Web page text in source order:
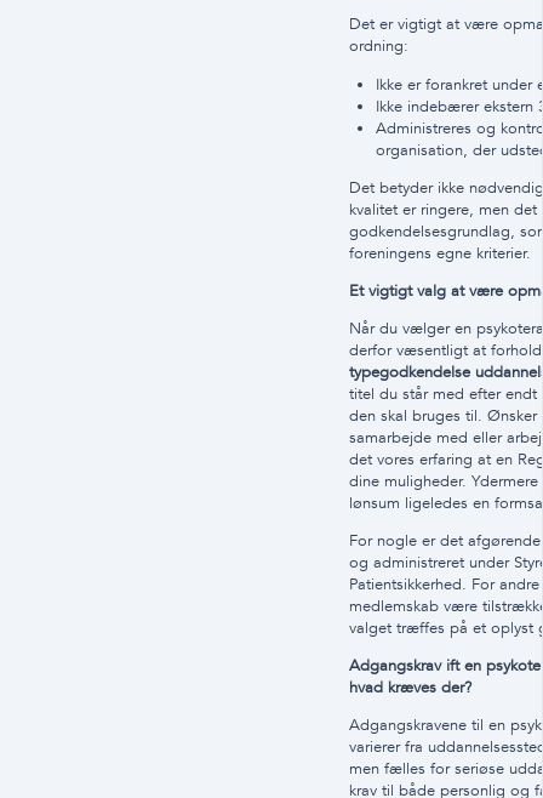
Det er vigtigt at være
ordning:
Ikke er forankret
Ikke indebærer ekstern
Administreres og
organisation, der
Det betyder ikke
kvalitet er ringere, men
godkendelsesgrundlag,
foreningens egne kriterier.
Et vigtigt valg at være
Når du vælger en
derfor væsentligt at
typegodkendelse
titel du står med efter
den skal bruges til.
samarbejde med eller
det vores erfaring at en
dine muligheder.
lønsum ligeledes en
For nogle er det
og administreret under
Patientsikkerhed. For
medlemskab være
valget træffes på et oplyst
Adgangskrav ift en
hvad kræves der?
Adgangskravene til en
varierer fra
men fælles for seriøse
krav til både personlig og